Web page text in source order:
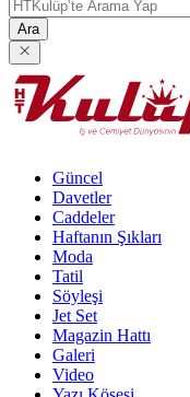
Ara
Güncel
Davetler
Caddeler
Haftanın Şıkları
Moda
Tatil
Söyleşi
Jet Set
Magazin Hattı
Galeri
Video